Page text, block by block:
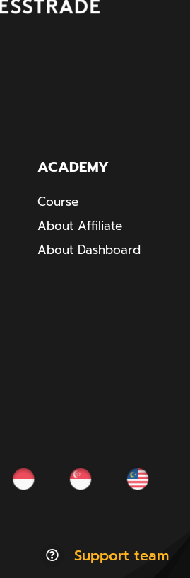
ACADEMY
Course
About Affiliate
About Dashboard
Support team